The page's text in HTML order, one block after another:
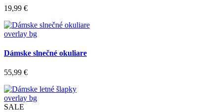
19,99 €
overlay bg
Dámske slnečné okuliare
55,99 €
overlay bg
SALE